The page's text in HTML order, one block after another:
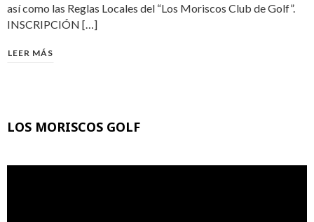
así como las Reglas Locales del “Los Moriscos Club de Golf”.
INSCRIPCIÓN […]
LEER MÁS
LOS MORISCOS GOLF